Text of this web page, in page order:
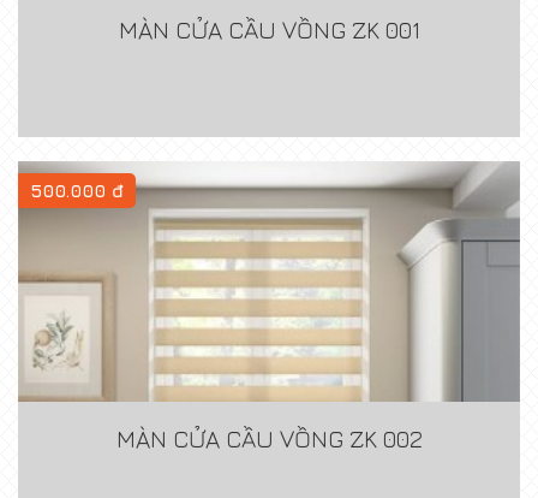
MÀN CỬA CẦU VỒNG ZK 001
500.000 đ
MÀN CỬA CẦU VỒNG ZK 002